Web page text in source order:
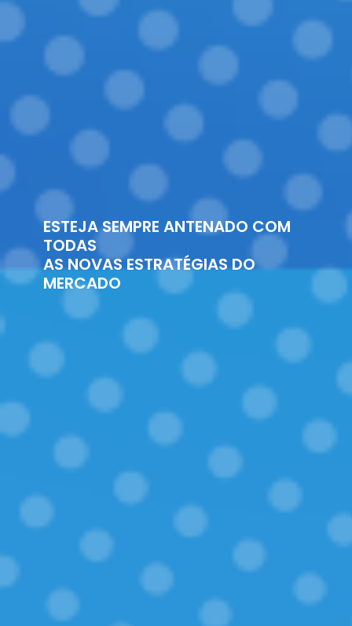
ESTEJA SEMPRE ANTENADO COM
TODAS
AS NOVAS ESTRATÉGIAS DO
MERCADO